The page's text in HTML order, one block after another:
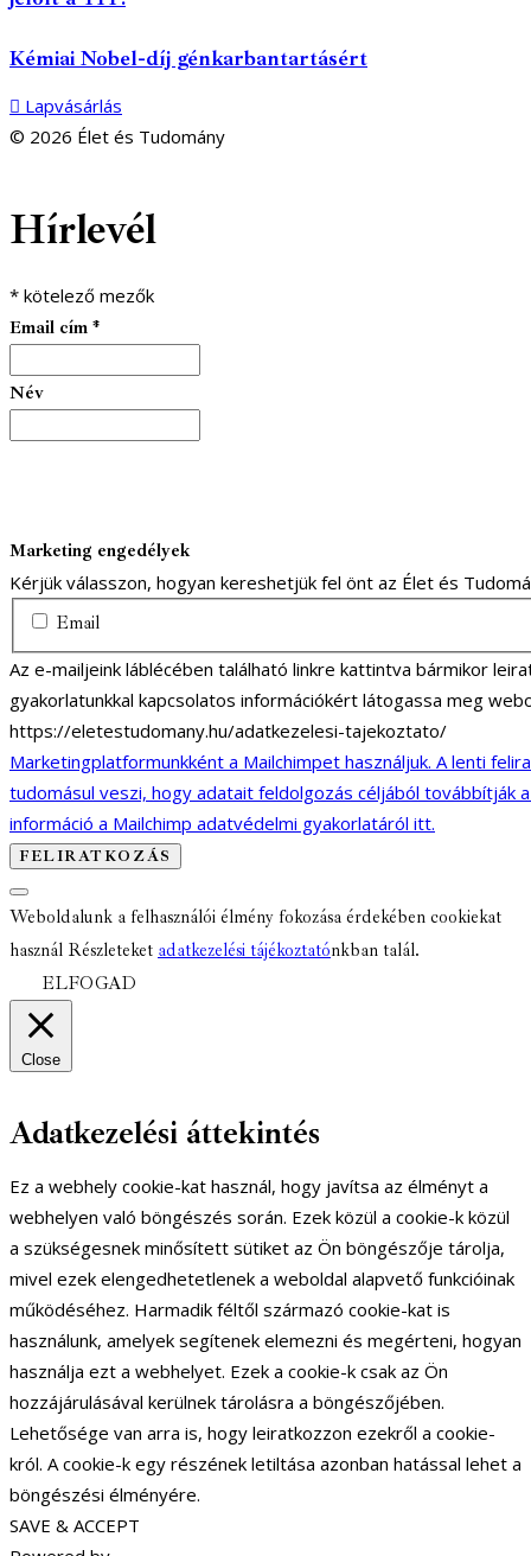
Kémiai Nobel-díj génkarbantartásért
Lapvásárlás
© 2026 Élet és Tudomány
Hírlevél
* kötelező mezők
Email cím *
Név
Marketing engedélyek
Kérjük válasszon, hogyan kereshetjük fel önt az Élet és
Email
Az e-mailjeink láblécében található linkre kattintva bármikor
gyakorlatunkkal kapcsolatos információkért látogassa meg
https://eletestudomany.hu/adatkezelesi-tajekoztato/
Marketingplatformunkként a Mailchimpet használjuk. A lenti
tudomásul veszi, hogy adatait feldolgozás céljából továbbítják
információ a Mailchimp adatvédelmi gyakorlatáról itt.
Weboldalunk a felhasználói élmény fokozása érdekében cookiekat
használ Részleteket adatkezelési tájékoztatónkban talál.
ELFOGAD
Close
Adatkezelési áttekintés
Ez a webhely cookie-kat használ, hogy javítsa az élményt a
webhelyen való böngészés során. Ezek közül a cookie-k közül
a szükségesnek minősített sütiket az Ön böngészője tárolja,
mivel ezek elengedhetetlenek a weboldal alapvető funkcióinak
működéséhez. Harmadik féltől származó cookie-kat is
használunk, amelyek segítenek elemezni és megérteni, hogyan
használja ezt a webhelyet. Ezek a cookie-k csak az Ön
hozzájárulásával kerülnek tárolásra a böngészőjében.
Lehetősége van arra is, hogy leiratkozzon ezekről a cookie-
król. A cookie-k egy részének letiltása azonban hatással lehet a
böngészési élményére.
SAVE & ACCEPT